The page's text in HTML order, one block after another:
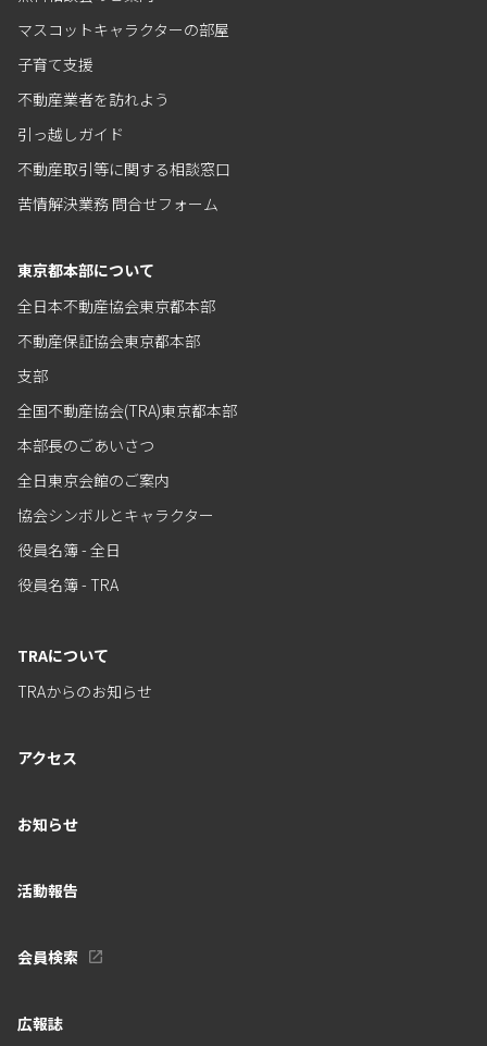
マスコットキャラクターの部屋
子育て支援
不動産業者を訪れよう
引っ越しガイド
不動産取引等に関する相談窓口
苦情解決業務 問合せフォーム
東京都本部について
全日本不動産協会東京都本部
不動産保証協会東京都本部
支部
全国不動産協会(TRA)東京都本部
本部長のごあいさつ
全日東京会館のご案内
協会シンボルとキャラクター
役員名簿 - 全日
役員名簿 - TRA
TRAについて
TRAからのお知らせ
アクセス
お知らせ
活動報告
会員検索
広報誌